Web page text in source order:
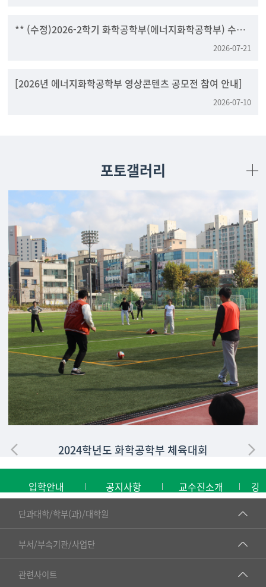
** (수정)2026-2학기 화학공학부(에너지화학공학부) 수강
2026-07-21
[2026년 에너지화학공학부 영상콘텐츠 공모전 참여 안내]
2026-07-10
포토갤러리
2024학년도 화학공학부 체육대회
입학안내 공지사항 교수진소개 강
단과대학/학부(과)/대학원
■인문대학
▷국어국문학부
▷일본어·일본학과
부서/부속기관/사업단
공동기기센터
공학교육혁신센터
관련사이트
건강가정지원센터